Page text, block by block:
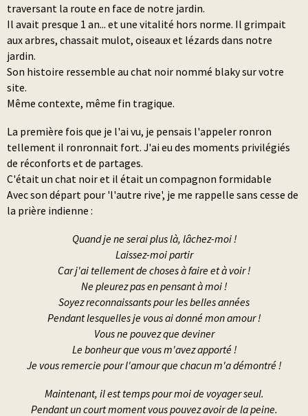
traversant la route en face de notre jardin.
Il avait presque 1 an... et une vitalité hors norme. Il grimpait
aux arbres, chassait mulot, oiseaux et lézards dans notre
jardin.
Son histoire ressemble au chat noir nommé blaky sur votre
site.
Même contexte, même fin tragique.
La première fois que je l'ai vu, je pensais l'appeler ronron
tellement il ronronnait fort. J'ai eu des moments privilégiés
de réconforts et de partages.
C'était un chat noir et il était un compagnon formidable
Avec son départ pour 'l'autre rive', je me rappelle sans cesse de
la prière indienne :
Quand je ne serai plus là, lâchez-moi !
Laissez-moi partir
Car j'ai tellement de choses à faire et à voir !
Ne pleurez pas en pensant à moi !
Soyez reconnaissants pour les belles années
Pendant lesquelles je vous ai donné mon amour !
Vous ne pouvez que deviner
Le bonheur que vous m'avez apporté !
Je vous remercie pour l'amour que chacun m'a démontré !
Maintenant, il est temps pour moi de voyager seul.
Pendant un court moment vous pouvez avoir de la peine.